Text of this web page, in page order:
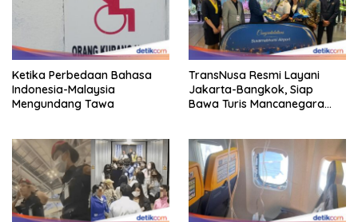
Ketika Perbedaan Bahasa
Indonesia-Malaysia
Mengundang Tawa
TransNusa Resmi Layani
Jakarta-Bangkok, Siap
Bawa Turis Mancanegara